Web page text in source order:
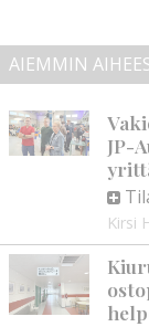
AIEMMIN
JP-
Kirsi